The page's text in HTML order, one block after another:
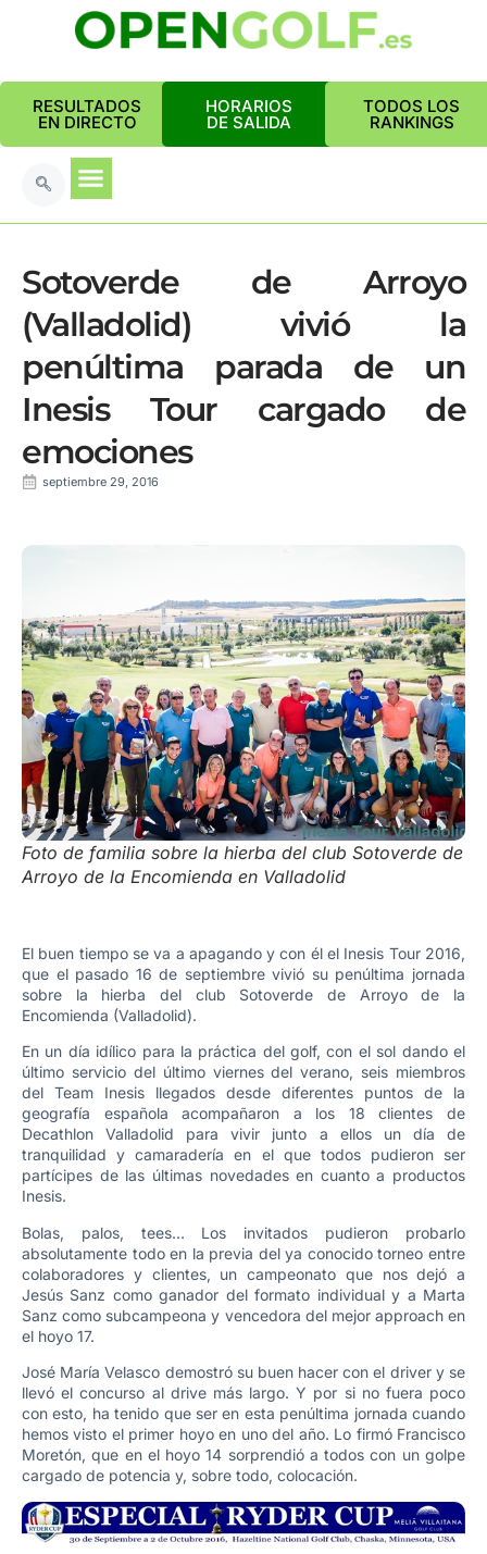
RESULTADOS
EN DIRECTO
HORARIOS
DE SALIDA
TODOS LOS
RANKINGS
Sotoverde de Arroyo
(Valladolid) vivió la
penúltima parada de un
Inesis Tour cargado de
emociones
septiembre 29, 2016
Foto de familia sobre la hierba del club Sotoverde de
Arroyo de la Encomienda en Valladolid
El buen tiempo se va a apagando y con él el Inesis Tour 2016,
que el pasado 16 de septiembre vivió su penúltima jornada
sobre la hierba del club Sotoverde de Arroyo de la
Encomienda (Valladolid).
En un día idílico para la práctica del golf, con el sol dando el
último servicio del último viernes del verano, seis miembros
del Team Inesis llegados desde diferentes puntos de la
geografía española acompañaron a los 18 clientes de
Decathlon Valladolid para vivir junto a ellos un día de
tranquilidad y camaradería en el que todos pudieron ser
partícipes de las últimas novedades en cuanto a productos
Inesis.
Bolas, palos, tees… Los invitados pudieron probarlo
absolutamente todo en la previa del ya conocido torneo entre
colaboradores y clientes, un campeonato que nos dejó a
Jesús Sanz como ganador del formato individual y a Marta
Sanz como subcampeona y vencedora del mejor approach en
el hoyo 17.
José María Velasco demostró su buen hacer con el driver y se
llevó el concurso al drive más largo. Y por si no fuera poco
con esto, ha tenido que ser en esta penúltima jornada cuando
hemos visto el primer hoyo en uno del año. Lo firmó Francisco
Moretón, que en el hoyo 14 sorprendió a todos con un golpe
cargado de potencia y, sobre todo, colocación.